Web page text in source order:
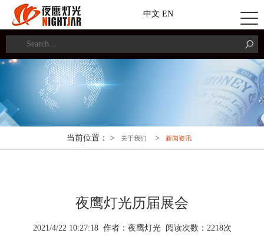
中文 EN
当前位置： > 关于我们 > 新闻资讯
夜鹰灯光历届展会
2021/4/22 10:27:18 作者：夜鹰灯光 阅读次数： 2218次